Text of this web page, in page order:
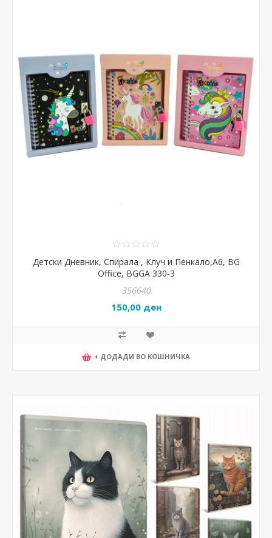
Детски Дневник, Спирала , Клуч и Пенкало,А6, BG
Office, BGGA 330-3
356640
150,00 ден
+ ДОДАДИ ВО КОШНИЧКА